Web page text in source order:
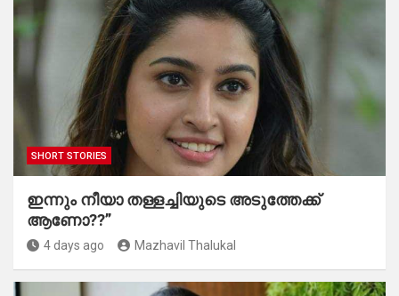
SHORT STORIES
ഇന്നും നീയാ തള്ളച്ചിയുടെ അടുത്തേക്ക്
ആണോ??”
4 days ago Mazhavil Thalukal